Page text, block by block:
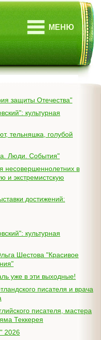
МЕНЮ
защиты Отечества"
Люди. События"
и экстремистскую
уже в эти выходные!
Теккерея
2026